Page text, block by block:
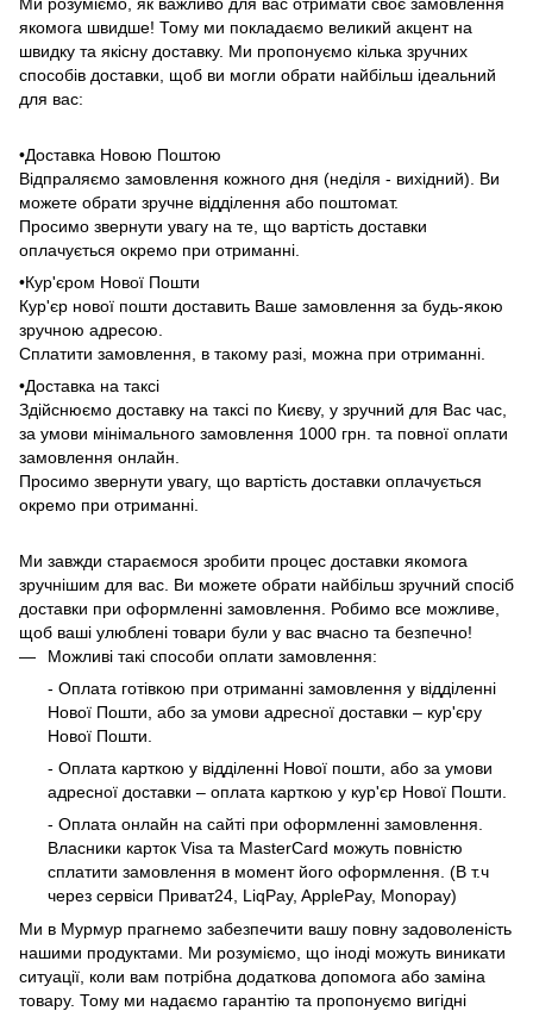
якомога швидше! Тому ми покладаємо великий акцент на
швидку та якісну доставку. Ми пропонуємо кілька зручних
способів доставки, щоб ви могли обрати найбільш ідеальний
для вас:
•Доставка Новою Поштою
Відпраляємо замовлення кожного дня (неділя - вихідний). Ви
можете обрати зручне відділення або поштомат.
Просимо звернути увагу на те, що вартість доставки
оплачується окремо при отриманні.
•Кур'єром Нової Пошти
Кур'єр нової пошти доставить Ваше замовлення за будь-якою
зручною адресою.
Сплатити замовлення, в такому разі, можна при отриманні.
•Доставка на таксі
Здійснюємо доставку на таксі по Києву, у зручний для Вас час,
за умови мінімального замовлення 1000 грн. та повної оплати
замовлення онлайн.
Просимо звернути увагу, що вартість доставки оплачується
окремо при отриманні.
Ми завжди стараємося зробити процес доставки якомога
зручнішим для вас. Ви можете обрати найбільш зручний спосіб
доставки при оформленні замовлення. Робимо все можливе,
щоб ваші улюблені товари були у вас вчасно та безпечно!
Можливі такі способи оплати замовлення:
- Оплата готівкою при отриманні замовлення у відділенні
Нової Пошти, або за умови адресної доставки – кур'єру
Нової Пошти.
- Оплата карткою у відділенні Нової пошти, або за умови
адресної доставки – оплата карткою у кур'єр Нової Пошти.
- Оплата онлайн на сайті при оформленні замовлення.
Власники карток Visa та MasterCard можуть повністю
сплатити замовлення в момент його оформлення. (В т.ч
через сервіси Приват24, LiqPay, ApplePay, Monopay)
Ми в Мурмур прагнемо забезпечити вашу повну задоволеність
нашими продуктами. Ми розуміємо, що іноді можуть виникати
ситуації, коли вам потрібна додаткова допомога або заміна
товару. Тому ми надаємо гарантію та пропонуємо вигідні